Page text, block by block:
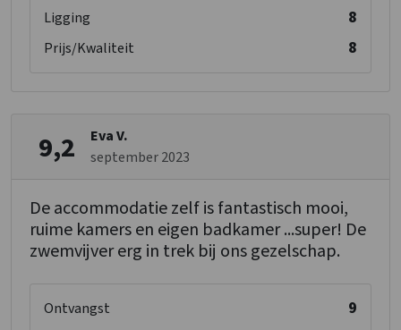
Kinderstoel
Kinderbox: 0
Ligging 8
Prijs/Kwaliteit 8
9,2
Eva V.
september 2023
De accommodatie zelf is fantastisch mooi,
ruime kamers en eigen badkamer ...super! De
zwemvijver erg in trek bij ons gezelschap.
Ontvangst 9